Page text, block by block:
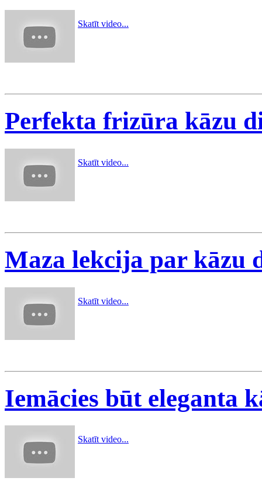
Skatīt video...
Perfekta frizūra kāzu
Skatīt video...
Maza lekcija par kāzu
Skatīt video...
Iemācies būt eleganta
Skatīt video...